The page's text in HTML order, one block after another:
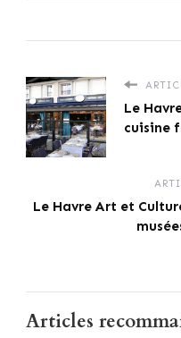
Le
cuisine
Le Havre Art et
Articles